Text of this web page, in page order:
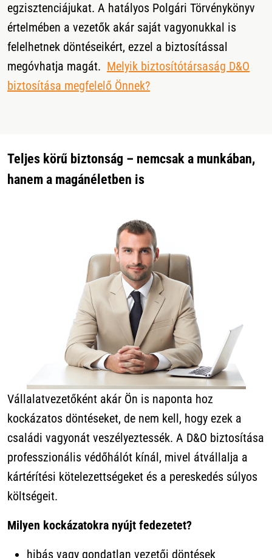
egzisztenciájukat. A hatályos Polgári Törvénykönyv
értelmében a vezetők akár saját vagyonukkal is
felelhetnek döntéseikért, ezzel a biztosítással
megóvhatja magát. Melyik biztosítótársaság D&O
biztosítása megfelelő Önnek?
Teljes körű biztonság – nemcsak a munkában,
hanem a magánéletben is
Vállalatvezetőként akár Ön is naponta hoz
kockázatos döntéseket, de nem kell, hogy ezek a
családi vagyonát veszélyeztessék. A D&O biztosítása
professzionális védőhálót kínál, mivel átvállalja a
kártérítési kötelezettségeket és a pereskedés súlyos
költségeit.
Milyen kockázatokra nyújt fedezetet?
hibás vagy gondatlan vezetői döntések